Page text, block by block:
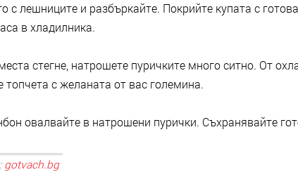
с лешниците и разбъркайте. Покрийте купата с
в хладилника.
стегне, натрошете пуричките много ситно. От
топчета с желаната от вас големина.
овалвайте в натрошени пурички. Съхранявайте
gotvach.bg